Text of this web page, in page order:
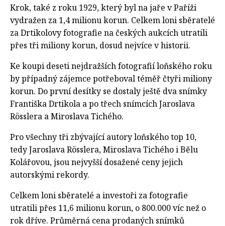
Krok, také z roku 1929, který byl na jaře v Paříži
vydražen za 1,4 milionu korun. Celkem loni sběratelé
za Drtikolovy fotografie na českých aukcích utratili
přes tři miliony korun, dosud nejvíce v historii.
Ke koupi deseti nejdražších fotografií loňského roku
by případný zájemce potřeboval téměř čtyři miliony
korun. Do první desítky se dostaly ještě dva snímky
Františka Drtikola a po třech snímcích Jaroslava
Rösslera a Miroslava Tichého.
Pro všechny tři zbývající autory loňského top 10,
tedy Jaroslava Rösslera, Miroslava Tichého i Bělu
Kolářovou, jsou nejvyšší dosažené ceny jejich
autorskými rekordy.
Celkem loni sběratelé a investoři za fotografie
utratili přes 11,6 milionu korun, o 800.000 víc než o
rok dříve. Průměrná cena prodaných snímků